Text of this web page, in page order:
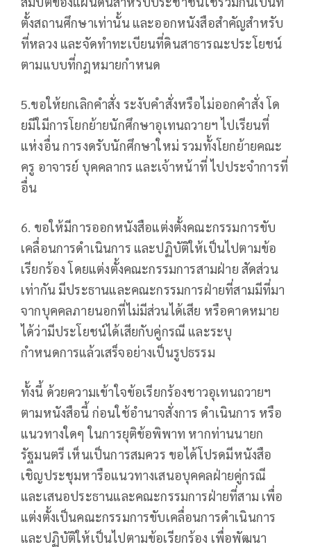
ตั้งสถานศึกษาเท่านั้น และออกหนังสือสำคัญสำหรับ
ที่หลวง และจัดทำทะเบียนที่ดินสาธารณะประโยชน์
ตามแบบที่กฎหมายกำหนด
5.ขอให้ยกเลิกคำสั่ง ระงับคำสั่งหรือไม่ออกคำสั่ง โด
ยมีใมีการโยกย้ายนักศึกษาอุเทนถวายฯ ไปเรียนที่
แห่งอื่น การงดรับนักศึกษาใหม่ รวมทั้งโยกย้ายคณะ
ครู อาจารย์ บุคคลากร และเจ้าหน้าที่ ไปประจำการที่
อื่น
6. ขอให้มีการออกหนังสือแต่งตั้งคณะกรรมการขับ
เคลื่อนการดำเนินการ และปฏิบัติให้เป็นไปตามข้อ
เรียกร้อง โดยแต่งตั้งคณะกรรมการสามฝ่าย สัดส่วน
เท่ากัน มีประธานและคณะกรรมการฝ่ายที่สามมีที่มา
จากบุคคลภายนอกที่ไม่มีส่วนได้เสีย หรือคาดหมาย
ได้ว่ามีประโยชน์ได้เสียกับคู่กรณี และระบุ
กำหนดการแล้วเสร็จอย่างเป็นรูปธรรม
ทั้งนี้ ด้วยความเข้าใจข้อเรียกร้องชาวอุเทนถวายฯ
ตามหนังสือนี้ ก่อนใช้อำนาจสั่งการ ดำเนินการ หรือ
แนวทางใดๆ ในการยุติข้อพิพาท หากท่านนายก
รัฐมนตรี เห็นเป็นการสมควร ขอได้โปรดมีหนังสือ
เชิญประชุมหารือแนวทางเสนอบุคคลฝ่ายคู่กรณี
และเสนอประธานและคณะกรรมการฝ่ายที่สาม เพื่อ
แต่งตั้งเป็นคณะกรรมการขับเคลื่อนการดำเนินการ
และปฏิบัติให้เป็นไปตามข้อเรียกร้อง เพื่อพัฒนา